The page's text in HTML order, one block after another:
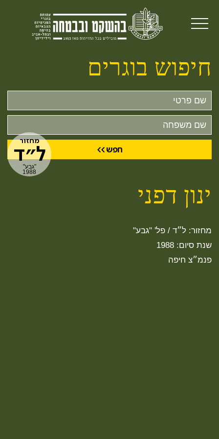
חיפוש בוגרים
שם
פרטי
שם
משפחה
מחזור
ל״ד
"גבע"
1988
ינון דפני
מחזור: ל״ד / פל' "גבע"
שנת סיום: 1988
פנמ״צ חיפה